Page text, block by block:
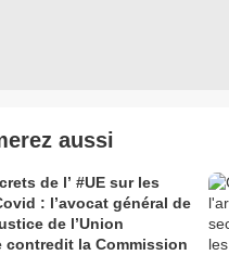
aussi
de l’ #UE sur les
: l’avocat général de
de l’Union
contredit la Commission